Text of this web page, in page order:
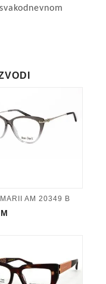
AM 20349 B